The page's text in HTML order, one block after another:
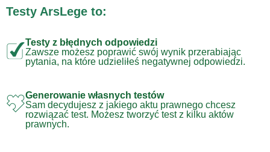
Testy ArsLege to:
Testy z błędnych odpowiedzi
Zawsze możesz poprawić swój wynik przerabiając
pytania, na które udzieliłeś negatywnej odpowiedzi.
Generowanie własnych testów
Sam decydujesz z jakiego aktu prawnego chcesz
rozwiązać test. Możesz tworzyć test z kilku aktów
prawnych.